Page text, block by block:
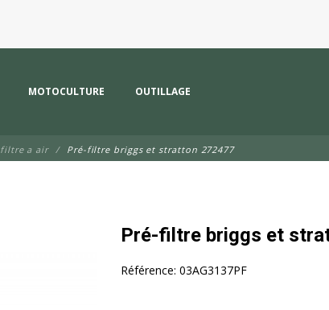
MOTOCULTURE OUTILLAGE
filtre a air Pré-filtre briggs et stratton 272477
Pré-filtre briggs et
Référence: 03AG3137PF